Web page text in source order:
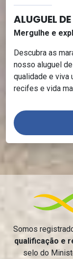
ALUGUEL
Mergulhe e
Descubra as
nosso aluguel
qualidade e viva
recifes e vida
Somos
qualificação e
selo do